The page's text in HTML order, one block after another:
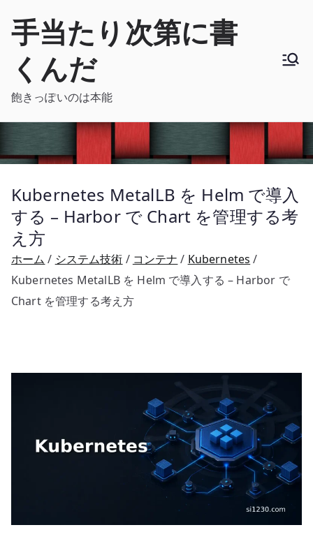
手当たり次第に書
くんだ
飽きっぽいのは本能
Kubernetes MetalLB を Helm で導入
する – Harbor で Chart を管理する考
え方
ホーム システム技術 コンテナ
Kubernetes
Kubernetes MetalLB を Helm で導入する – Harbor で
Chart を管理する考え方